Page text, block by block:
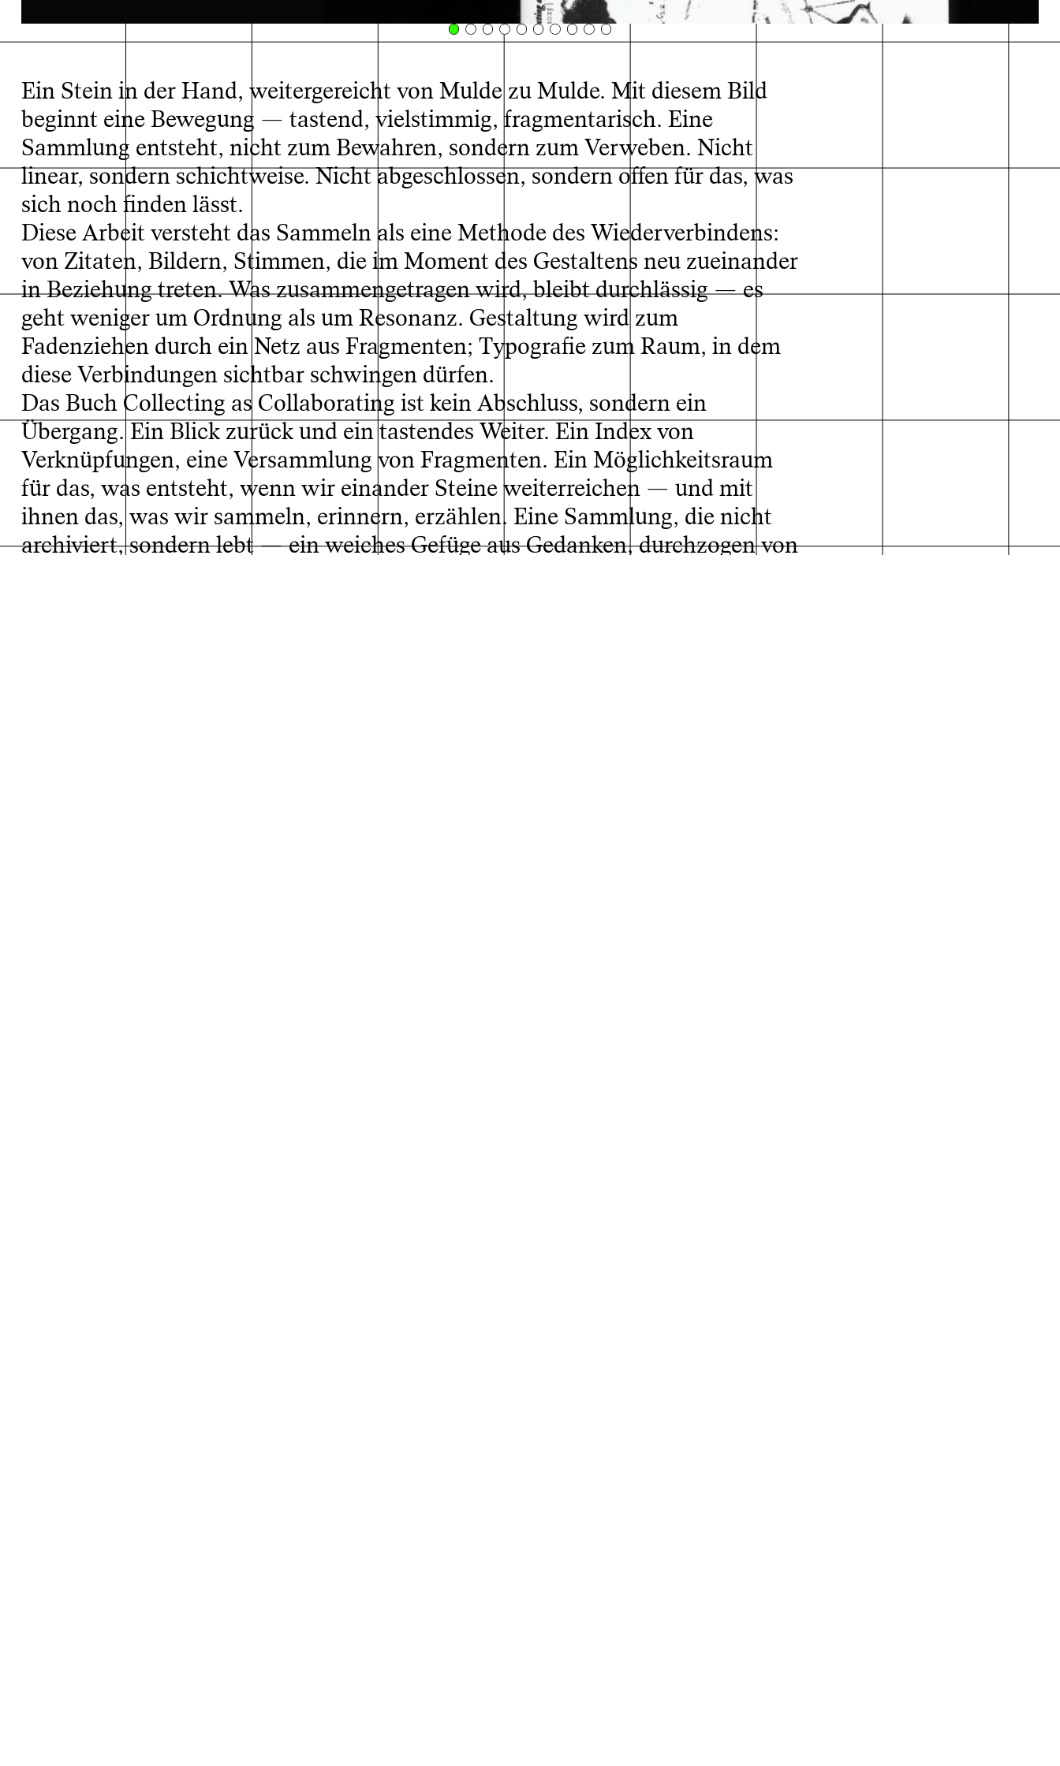
© Gerrit Brocks, Collecting as Collaborating, 2025
Ein Stein in der Hand, weitergereicht von Mulde zu Mulde. Mit diesem Bild
beginnt eine Bewegung — tastend, vielstimmig, fragmentarisch. Eine
Sammlung entsteht, nicht zum Bewahren, sondern zum Verweben. Nicht
linear, sondern schichtweise. Nicht abgeschlossen, sondern offen für das, was
sich noch finden lässt.
Diese Arbeit versteht das Sammeln als eine Methode des Wiederverbindens:
von Zitaten, Bildern, Stimmen, die im Moment des Gestaltens neu zueinander
in Beziehung treten. Was zusammengetragen wird, bleibt durchlässig — es
geht weniger um Ordnung als um Resonanz. Gestaltung wird zum
Fadenziehen durch ein Netz aus Fragmenten; Typografie zum Raum, in dem
diese Verbindungen sichtbar schwingen dürfen.
Das Buch Collecting as Collaborating ist kein Abschluss, sondern ein
Übergang. Ein Blick zurück und ein tastendes Weiter. Ein Index von
Verknüpfungen, eine Versammlung von Fragmenten. Ein Möglichkeitsraum
für das, was entsteht, wenn wir einander Steine weiterreichen — und mit
ihnen das, was wir sammeln, erinnern, erzählen. Eine Sammlung, die nicht
archiviert, sondern lebt — ein weiches Gefüge aus Gedanken, durchzogen von
Projektarchiv der Absolvent*innen